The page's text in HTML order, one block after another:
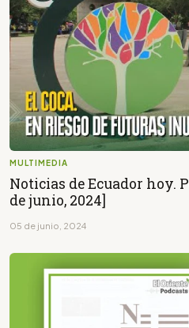
MULTIMEDIA
Noticias de Ecuador hoy.
de junio, 2024]
05 de junio, 2024